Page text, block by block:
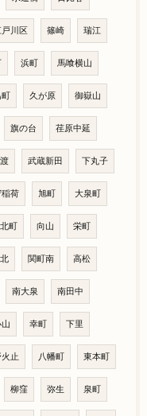
戸川区 篠崎 瑞江
浜町 馬喰横山
久が原 御嶽山
旗の台 荏原中延
武蔵新田 下丸子
稲荷 旭町 大泉町
北町 向山 栄町
関町南 高松
南大泉 南田中
山 幸町 下里
火止 八幡町 東本町
柳窪 弥生 泉町